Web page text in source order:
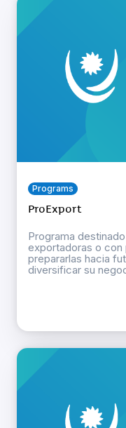
Programs
ProExport
Programa
exportadoras o con
prepararlas hacia
diversificar su